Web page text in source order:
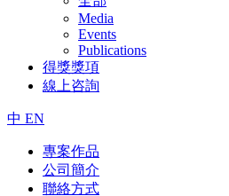
Media
Events
Publications
得獎獎項
線上咨詢
中 EN
專案作品
公司簡介
聯絡方式